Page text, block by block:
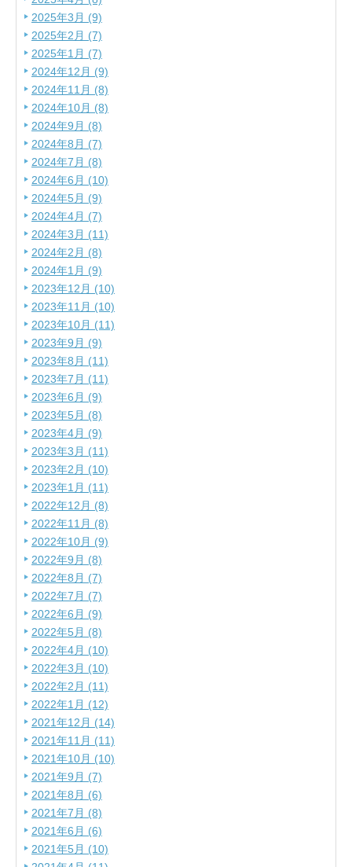
2025年3月 (9)
2025年2月 (7)
2025年1月 (7)
2024年12月 (9)
2024年11月 (8)
2024年10月 (8)
2024年9月 (8)
2024年8月 (7)
2024年7月 (8)
2024年6月 (10)
2024年5月 (9)
2024年4月 (7)
2024年3月 (11)
2024年2月 (8)
2024年1月 (9)
2023年12月 (10)
2023年11月 (10)
2023年10月 (11)
2023年9月 (9)
2023年8月 (11)
2023年7月 (11)
2023年6月 (9)
2023年5月 (8)
2023年4月 (9)
2023年3月 (11)
2023年2月 (10)
2023年1月 (11)
2022年12月 (8)
2022年11月 (8)
2022年10月 (9)
2022年9月 (8)
2022年8月 (7)
2022年7月 (7)
2022年6月 (9)
2022年5月 (8)
2022年4月 (10)
2022年3月 (10)
2022年2月 (11)
2022年1月 (12)
2021年12月 (14)
2021年11月 (11)
2021年10月 (10)
2021年9月 (7)
2021年8月 (6)
2021年7月 (8)
2021年6月 (6)
2021年5月 (10)